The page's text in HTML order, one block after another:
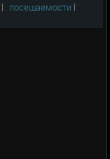
| посещаемости |